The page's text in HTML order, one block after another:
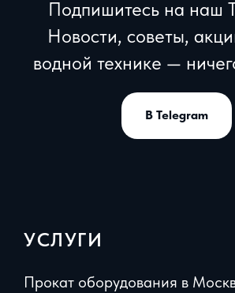
Подпишитесь на наш
Новости, советы,
водной технике —
В Telegram
УСЛУГИ
Прокат оборудования в